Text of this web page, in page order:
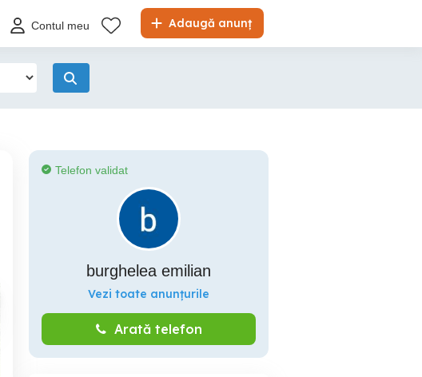
Adaugă anunț
Contul meu
Telefon validat
burghelea emilian
Vezi toate anunțurile
Arată telefon